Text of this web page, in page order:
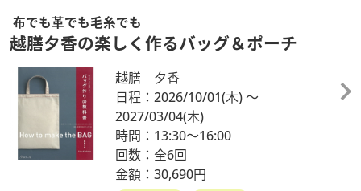
布でも革でも毛糸でも
越膳夕香の楽しく作るバッグ＆ポーチ
越膳 夕香
日程：2026/10/01(木)～
2027/03/04(木)
時間：13:30～16:00
回数：全6回
金額：30,690円